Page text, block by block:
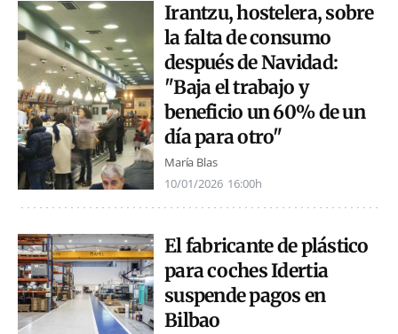
Irantzu, hostelera, sobre
la falta de consumo
después de Navidad:
"Baja el trabajo y
beneficio un 60% de un
día para otro"
María Blas
10/01/2026 16:00h
El fabricante de plástico
para coches Idertia
suspende pagos en
Bilbao